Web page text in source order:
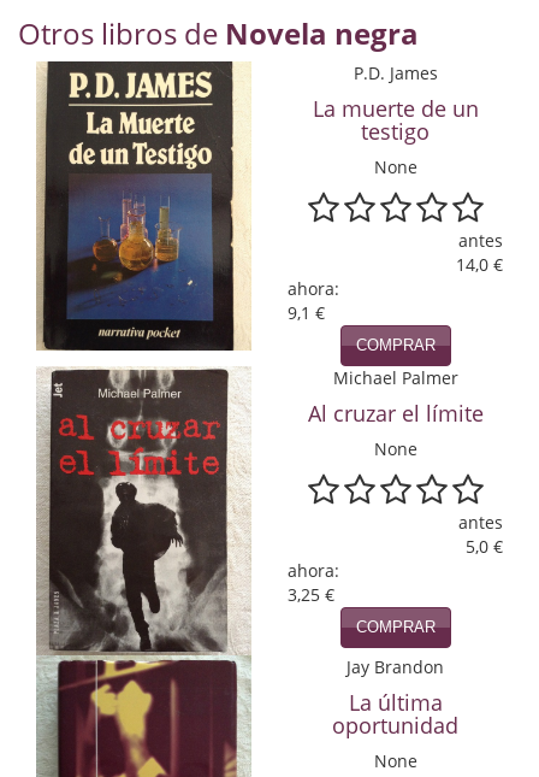
Enciclopedias
Ensayo
Ensayo literario
Filosofía
Física y Química
Física y química
Guerra Civil Española
Historia
historia
Infantil y juvenil
Infantil y juvenil. Nuevo!!
Infantil y juvenil. Nuevo!!!
Informática
Literatura fantástica
Otros libros de Novela negra
P.D. James
La muerte de un
testigo
None
antes
14,0 €
ahora:
9,1 €
COMPRAR
Michael Palmer
Al cruzar el límite
None
antes
5,0 €
ahora:
3,25 €
COMPRAR
Jay Brandon
La última
oportunidad
None